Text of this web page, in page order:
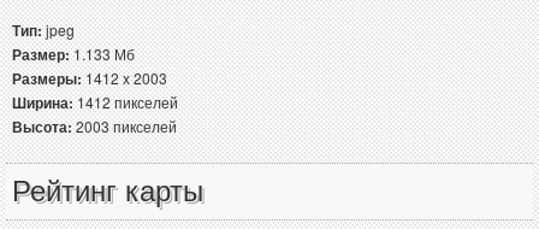
Тип:jpeg
Размер:1.133 Мб
Размеры:1412 x 2003
Ширина:1412 пикселей
Высота:2003 пикселей
Рейтинг карты